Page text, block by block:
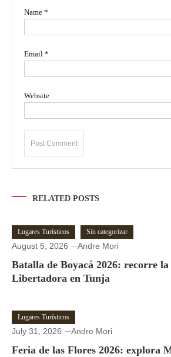
Name *
Email *
Website
RELATED POSTS
Lugares Turísticos Sin categorizar
August 5, 2026 Andre Mori
Batalla de Boyacá 2026: recorre
Libertadora en Tunja
Lugares Turísticos
July 31, 2026 Andre Mori
Feria de las Flores 2026: explora